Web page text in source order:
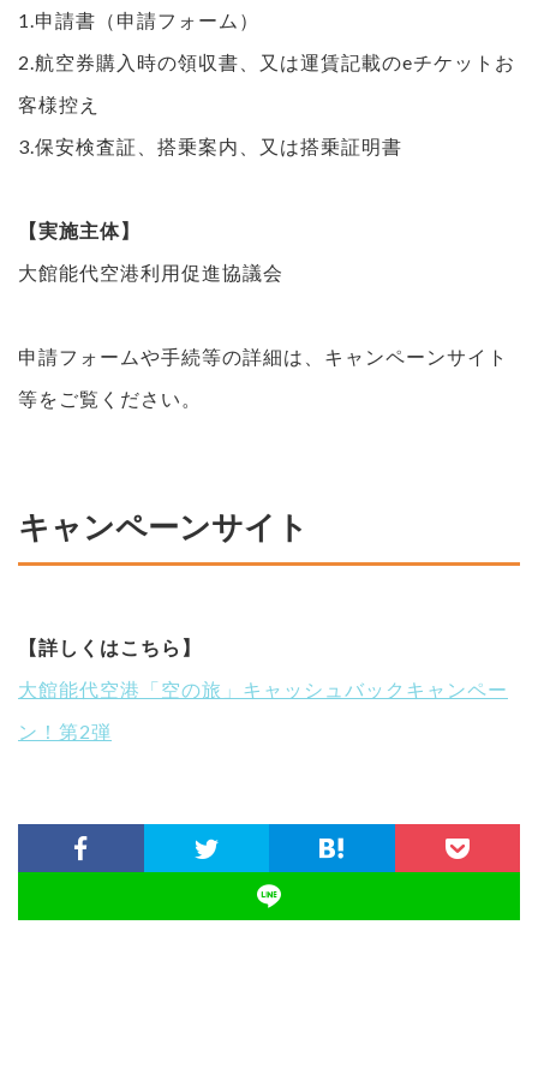
1.申請書（申請フォーム）
2.航空券購入時の領収書、又は運賃記載のeチケットお
客様控え
3.保安検査証、搭乗案内、又は搭乗証明書
【実施主体】
大館能代空港利用促進協議会
申請フォームや手続等の詳細は、キャンペーンサイト
等をご覧ください。
キャンペーンサイト
【詳しくはこちら】
大館能代空港「空の旅」キャッシュバックキャンペー
ン！第2弾